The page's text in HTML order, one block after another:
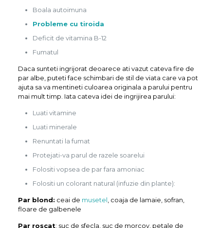
Boala autoimuna
Probleme cu tiroida
Deficit de vitamina B-12
Fumatul
Daca sunteti ingrijorat deoarece ati vazut cateva fire de
par albe, puteti face schimbari de stil de viata care va pot
ajuta sa va mentineti culoarea originala a parului pentru
mai mult timp. Iata cateva idei de ingrijirea parului:
Luati vitamine
Luati minerale
Renuntati la fumat
Protejati-va parul de razele soarelui
Folositi vopsea de par fara amoniac
Folositi un colorant natural (infuzie din plante):
Par blond: ceai de musetel , coaja de lamaie, sofran,
floare de galbenele
Par roscat: suc de sfecla, suc de morcov, petale de